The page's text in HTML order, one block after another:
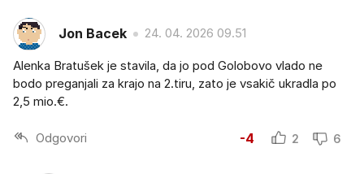
Jon Bacek 24. 04. 2026 09.51
Alenka Bratušek je stavila, da jo pod Golobovo vlado ne
bodo preganjali za krajo na 2.tiru, zato je vsakič ukradla po
2,5 mio.€.
Odgovori -4 2 6